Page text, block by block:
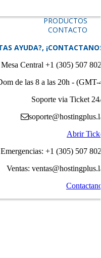
PRODUCTOS
CONTACTO
AYUDA?,
Mesa Central +1 (305) 507
de las 8 a las 20h - (GMT-
Soporte via Ticket
Abrir
Emergencias: +1 (305) 507
Ventas: